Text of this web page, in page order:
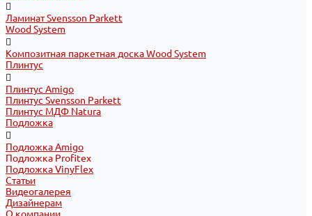
Ламинат Svensson Parkett
Wood System
Композитная паркетная доска Wood System
Плинтус
Плинтус Amigo
Плинтус Svensson Parkett
Плинтус МДФ Natura
Подложка
Подложка Amigo
Подложка Profitex
Подложка VinyFlex
Статьи
Видеогалерея
Дизайнерам